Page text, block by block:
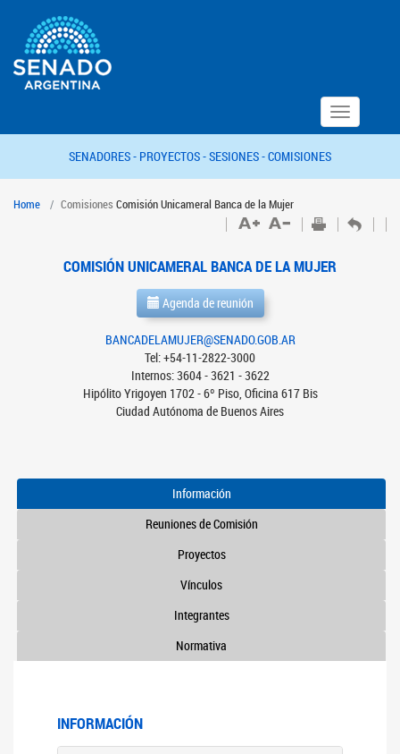
Toggle
navigation
SENADORES - PROYECTOS -SESIONES -COMISIONES
Home Comisiones Comisión Unicameral Banca de la Mujer
COMISIÓN UNICAMERAL BANCA DE LA MUJER
Agenda de reunión
BANCADELAMUJER@SENADO.GOB.AR
Tel: +54-11-2822-3000
Internos: 3604 - 3621 - 3622
Hipólito Yrigoyen 1702 - 6º Piso, Oficina 617 Bis
Ciudad Autónoma de Buenos Aires
Información
Reuniones de Comisión
Proyectos
Vínculos
Integrantes
Normativa
INFORMACIÓN